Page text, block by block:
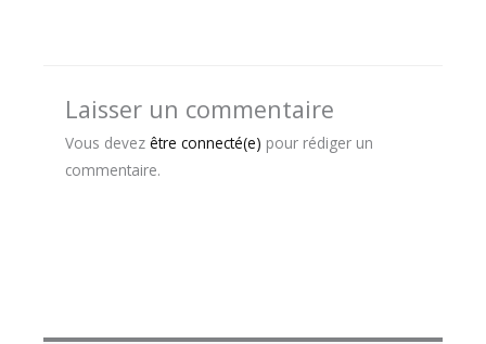
Laisser un commentaire
Vous devez être connecté(e) pour rédiger un
commentaire.